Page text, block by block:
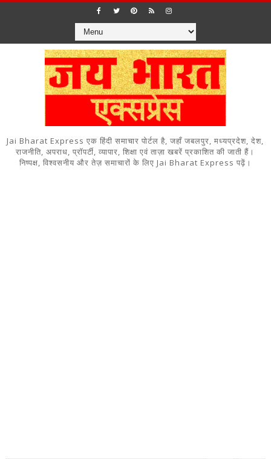
Jai Bharat Express एक हिंदी समाचार पोर्टल है, जहाँ जबलपुर, मध्यप्रदेश, देश,
राजनीति, अपराध, प्रॉपर्टी, व्यापार, शिक्षा एवं ताज़ा खबरें प्रकाशित की जाती हैं।
निष्पक्ष, विश्वसनीय और तेज़ समाचारों के लिए Jai Bharat Express पढ़ें।